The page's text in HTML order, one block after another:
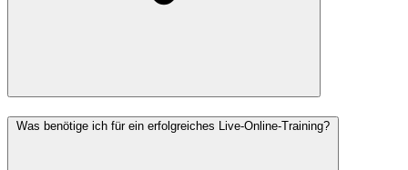
Was benötige ich für ein erfolgreiches Live-Online-Training?